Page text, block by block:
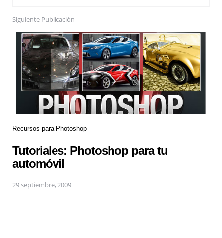
Siguiente Publicación
Recursos para Photoshop
Tutoriales: Photoshop para tu
automóvil
29 septiembre, 2009